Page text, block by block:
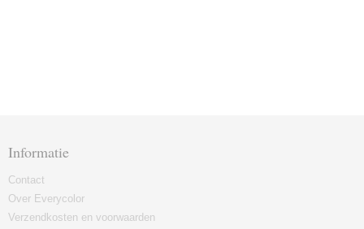
Informatie
Contact
Over Everycolor
Verzendkosten en voorwaarden